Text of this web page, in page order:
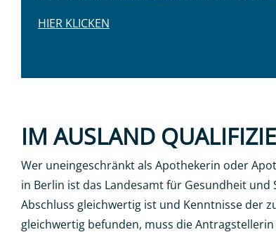
HIER KLICKEN
IM AUSLAND
Wer uneingeschränkt als Apothekerin oder
in Berlin ist das Landesamt für Gesundheit
Abschluss gleichwertig ist und Kenntnisse der
gleichwertig befunden, muss die